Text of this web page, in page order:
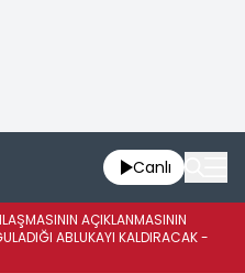
Canlı
AÇIKLANMASININ
ABLUKAYI KALDIRACAK -